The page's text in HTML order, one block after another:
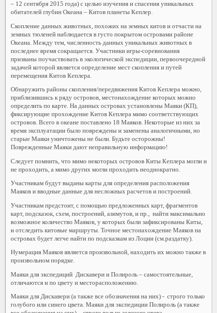
– 12 сентября 2015 года) с целью изучения и спасения уникальных
обитателей глубин Океана – Китов планеты Кеплер.
Скопление данных животных, похожих на земных китов и отчасти на
земных тюленей наблюдается в густо покрытом островами районе
Океана. Между тем, численность данных уникальных животных в
последнее время сокращается. Участники игры-соревнования
призваны поучаствовать в экологической экспедиции, первоочередной
задачей которой является определение мест скопления и путей
перемещения Китов Кеплера.
Обнаружить районы скопления/передвижения Китов Кеплера можно,
приблизившись к ряду островов, местонахождение которых можно
определить по карте. На данных островах установлены Маяки (КП),
фиксирующие прохождение Китов Кеплера мимо соответствующих
островов. Всего в океане поставлено 18 Маяков. Некоторые из них за
время эксплуатации было повреждены и заменены аналогичными, но
старые Маяки уничтожены не были. Будьте осторожны!
Поврежденные Маяки дают неправильную информацию!
Следует помнить, что мимо некоторых островов Киты Кеплера могли и
не проходить, а мимо других могли проходить неоднократно.
Участникам будут выданы карты для определения расположения
Маяков и вводные данные для несложных расчетов и построений.
Участникам предстоит, с помощью предложенных карт, фрагментов
карт, подсказок, схем, построений, азимутов, и пр., найти максимально
возможное количество Маяков, у которых были зафиксированы Киты,
и отследить китовые маршруты. Точное местонахождение Маяков на
островах будет легче найти по подсказкам из Лоции (см.раздатку).
Нумерация Маяков является произвольной, находить их можно также в
произвольном порядке.
Маяки для экспедиций Дискавери и Полироль – самостоятельные,
отличаются и по цвету и месторасположению.
Маяки для Дискавери (а также все обозначения на них) - строго только
голубого или синего цвета. Маяки для экспедиции Полироль (а также